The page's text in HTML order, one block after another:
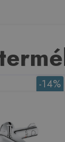
-14%